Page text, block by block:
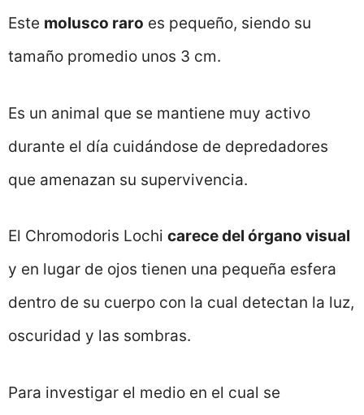
Este molusco raro es pequeño, siendo su
tamaño promedio unos 3 cm.
Es un animal que se mantiene muy activo
durante el día cuidándose de depredadores
que amenazan su supervivencia.
El Chromodoris Lochi carece del órgano visual
y en lugar de ojos tienen una pequeña esfera
dentro de su cuerpo con la cual detectan la luz,
oscuridad y las sombras.
Para investigar el medio en el cual se